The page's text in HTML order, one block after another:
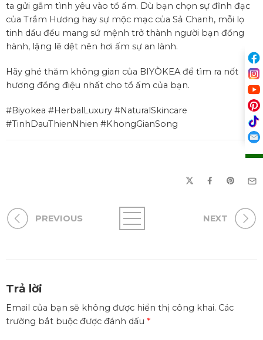
ta gửi gắm tình yêu vào tổ ấm. Dù bạn chọn sự đĩnh đạc
của Trầm Hương hay sự mộc mạc của Sả Chanh, mỗi lọ
tinh dầu đều mang sứ mệnh trở thành người bạn đồng
hành, lặng lẽ dệt nên hơi ấm sự an lành.
Hãy ghé thăm không gian của BIYÒKEA để tìm ra nốt
hương đồng điệu nhất cho tổ ấm của bạn.
#Biyokea #HerbalLuxury #NaturalSkincare
#TinhDauThienNhien #KhongGianSong
PREVIOUS NEXT
Trả lời
Email của bạn sẽ không được hiển thị công khai. Các
trường bắt buộc được đánh dấu *